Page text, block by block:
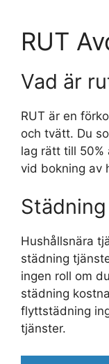
RUT
Vad är
RUT är en
och tvätt. Du
lag rätt till 50%
vid bokning av
Hushållsnära
städning
ingen roll om
städning
flyttstädning
tjänster.